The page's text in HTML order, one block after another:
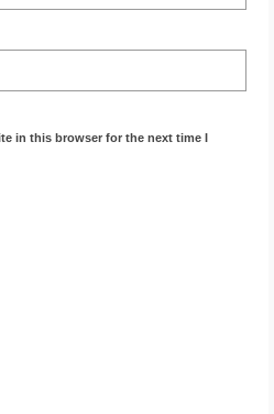
in this browser for the next time I